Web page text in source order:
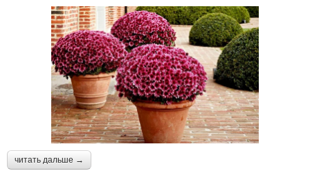
читать дальше →